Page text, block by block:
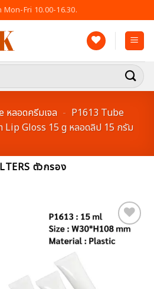
Mon-Fri 10.00-16.30.
หลอดครีมเจล - P1613 Tube
Gloss 15 g หลอดลิป 15 กรัม
ตัวกรอง